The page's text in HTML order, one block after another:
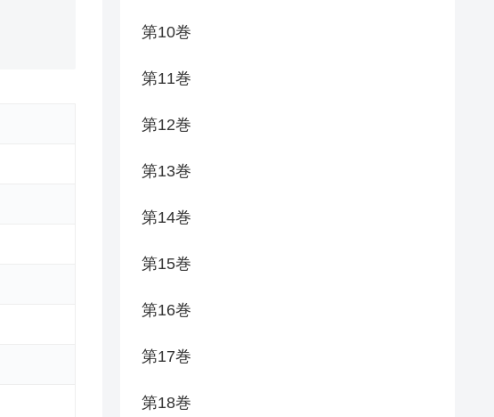
第10巻
第11巻
第12巻
第13巻
第14巻
第15巻
第16巻
第17巻
第18巻